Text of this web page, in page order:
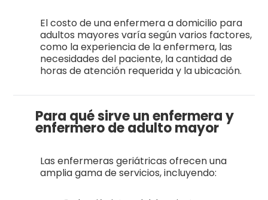
El costo de una enfermera a domicilio para
adultos mayores varía según varios factores,
como la experiencia de la enfermera, las
necesidades del paciente, la cantidad de
horas de atención requerida y la ubicación.
Para qué sirve un enfermera y
enfermero de adulto mayor
Las enfermeras geriátricas ofrecen una
amplia gama de servicios, incluyendo: